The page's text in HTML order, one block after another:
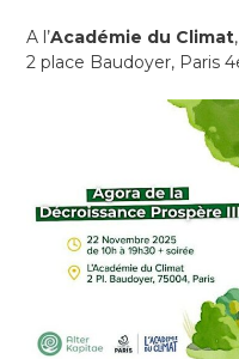
A l’Académie du Climat,
2 place Baudoyer, Paris